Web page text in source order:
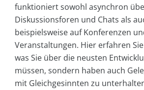
funktioniert sowohl asynchron
Diskussionsforen und Chats als
beispielsweise auf Konferenzen
Veranstaltungen. Hier erfahren
was Sie über die neusten
müssen, sondern haben auch
mit Gleichgesinnten zu